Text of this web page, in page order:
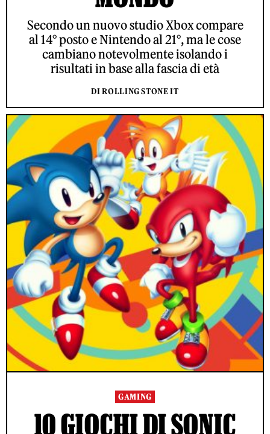
Secondo un nuovo studio Xbox compare
al 14° posto e Nintendo al 21°, ma le cose
cambiano notevolmente isolando i
risultati in base alla fascia di età
DI ROLLING STONE IT
GAMING
10 GIOCHI DI SONIC